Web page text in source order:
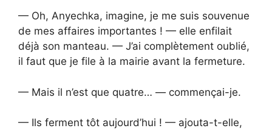
— Oh, Anyechka, imagine, je me suis souvenue
de mes affaires importantes ! — elle enfilait
déjà son manteau. — J’ai complètement oublié,
il faut que je file à la mairie avant la fermeture.
— Mais il n’est que quatre… — commençai-je.
— Ils ferment tôt aujourd’hui ! — ajouta-t-elle,